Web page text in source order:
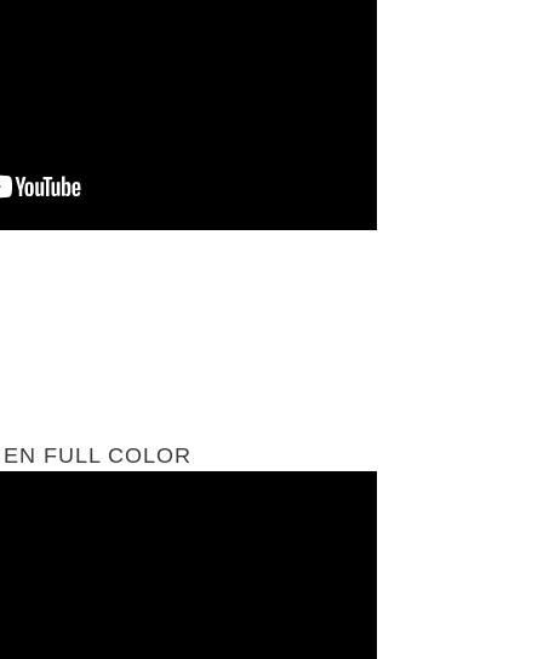
FULL COLOR